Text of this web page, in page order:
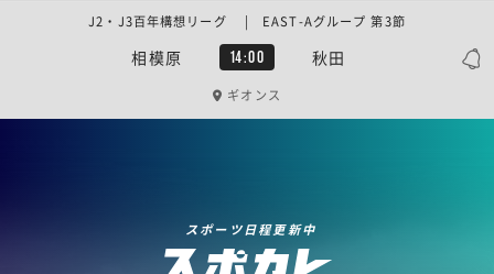
相模原 14:00 秋田
J2・J3百年構想リーグ | EAST-Aグループ 第3節
ギオンス
スポーツ日程更新中